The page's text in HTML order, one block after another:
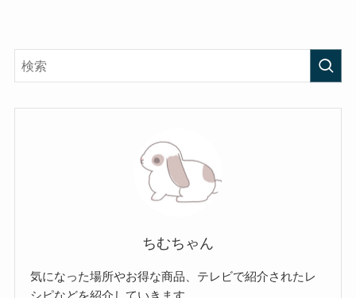
ちむちゃん
気になった場所やお得な商品、テレビで紹介されたレ
シピなどを紹介していきます。